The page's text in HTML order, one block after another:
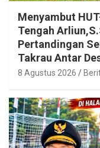
Menyambut
Tengah
Pertandingan
Takrau Antar
8 Agustus 2026